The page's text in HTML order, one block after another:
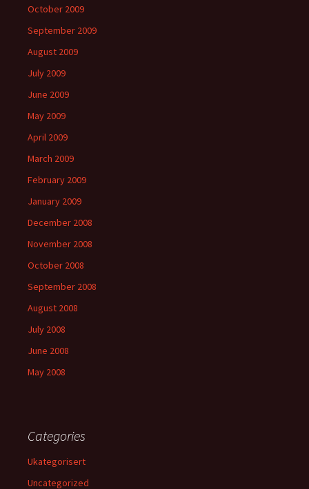
October 2009
September 2009
August 2009
July 2009
June 2009
May 2009
April 2009
March 2009
February 2009
January 2009
December 2008
November 2008
October 2008
September 2008
August 2008
July 2008
June 2008
May 2008
Categories
Ukategorisert
Uncategorized